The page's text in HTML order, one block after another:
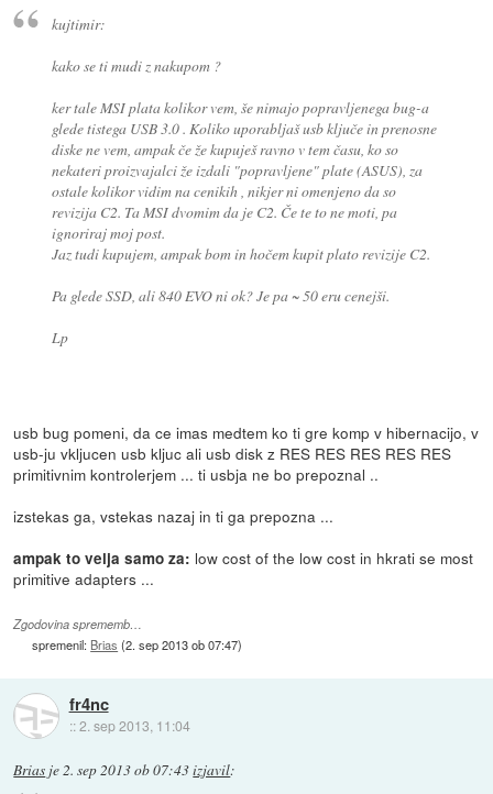
kujtimir:
kako se ti mudi z nakupom ?
ker tale MSI plata kolikor vem, še nimajo popravljenega bug-a
glede tistega USB 3.0 . Koliko uporabljaš usb ključe in prenosne
diske ne vem, ampak če že kupuješ ravno v tem času, ko so
nekateri proizvajalci že izdali "popravljene" plate (ASUS), za
ostale kolikor vidim na cenikih , nikjer ni omenjeno da so
revizija C2. Ta MSI dvomim da je C2. Če te to ne moti, pa
ignoriraj moj post.
Jaz tudi kupujem, ampak bom in hočem kupit plato revizije C2.
Pa glede SSD, ali 840 EVO ni ok? Je pa ~ 50 eru cenejši.
Lp
usb bug pomeni, da ce imas medtem ko ti gre komp v hibernacijo, v
usb-ju vkljucen usb kljuc ali usb disk z RES RES RES RES RES
primitivnim kontrolerjem ... ti usbja ne bo prepoznal ..
izstekas ga, vstekas nazaj in ti ga prepozna ...
ampak to velja samo za: low cost of the low cost in hkrati se most
primitive adapters ...
Zgodovina sprememb…
spremenil: Brias (2. sep 2013 ob 07:47)
fr4nc
::2. sep 2013, 11:04
Brias je2. sep 2013 ob 07:43izjavil: